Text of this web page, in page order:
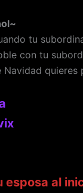
tu
con tu
Navidad quieres
esposa al